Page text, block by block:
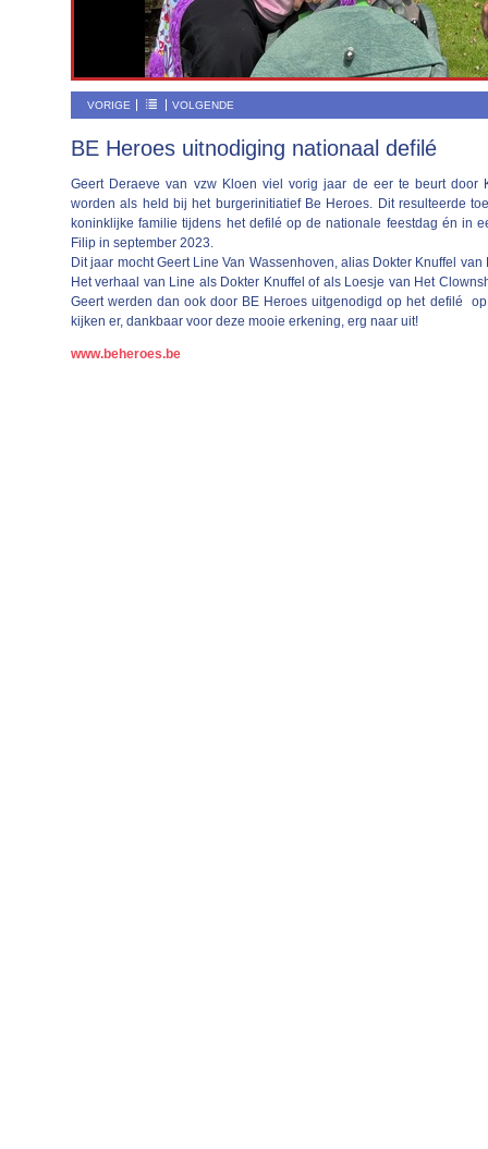
VORIGE VOLGENDE
BE Heroes uitnodiging nationaal defilé
Geert Deraeve van vzw Kloen viel vorig jaar de eer te beurt door
worden als held bij het burgerinitiatief Be Heroes. Dit resulteerde
koninklijke familie tijdens het defilé op de nationale feestdag én in
Filip in september 2023.
Dit jaar mocht Geert Line Van Wassenhoven, alias Dokter Knuffel
Het verhaal van Line als Dokter Knuffel of als Loesje van Het
Geert werden dan ook door BE Heroes uitgenodigd op het defilé
kijken er, dankbaar voor deze mooie erkening, erg naar uit!
www.beheroes.be